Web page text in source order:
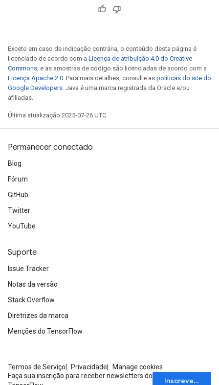
Exceto em caso de indicação contrária, o conteúdo desta página é
licenciado de acordo com a Licença de atribuição 4.0 do Creative
Commons, e as amostras de código são licenciadas de acordo com a
Licença Apache 2.0. Para mais detalhes, consulte as políticas do site do
Google Developers. Java é uma marca registrada da Oracle e/ou
afiliadas.
Última atualização 2025-07-26 UTC.
Permanecer conectado
Blog
Fórum
GitHub
Twitter
YouTube
Suporte
Issue Tracker
Notas da versão
Stack Overflow
Diretrizes da marca
Menções do TensorFlow
Termos de Serviço Privacidade
Manage cookies
Faça sua inscrição para receber newsletters do
Inscrever-se